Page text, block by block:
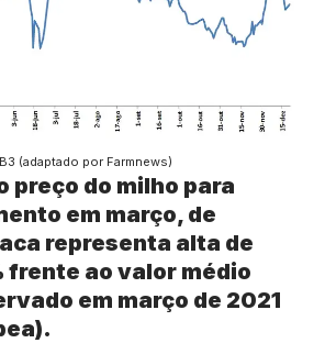
(adaptado por Farmnews)
preço do milho para
em março, de
representa alta de
frente ao valor médio
em março de 2021